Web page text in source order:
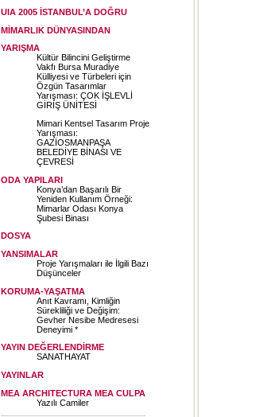
UIA 2005 İSTANBUL’A DOĞRU
MİMARLIK DÜNYASINDAN
YARIŞMA
Kültür Bilincini Geliştirme
Vakfı Bursa Muradiye
Külliyesi ve Türbeleri için
Özgün Tasarımlar
Yarışması: ÇOK İŞLEVLİ
GİRİŞ ÜNİTESİ
Mimari Kentsel Tasarım Proje
Yarışması:
GAZİOSMANPAŞA
BELEDİYE BİNASI VE
ÇEVRESİ
ODA YAPILARI
Konya’dan Başarılı Bir
Yeniden Kullanım Örneği:
Mimarlar Odası Konya
Şubesi Binası
DOSYA
YANSIMALAR
Proje Yarışmaları ile İlgili Bazı
Düşünceler
KORUMA-YAŞATMA
Anıt Kavramı, Kimliğin
Sürekliliği ve Değişim:
Gevher Nesibe Medresesi
Deneyimi *
YAYIN DEĞERLENDİRME
SANATHAYAT
YAYINLAR
MEA ARCHITECTURA MEA CULPA
Yazılı Camiler